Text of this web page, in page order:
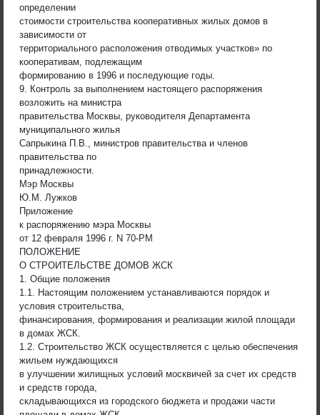
определении
стоимости строительства кооперативных жилых домов в
зависимости от
территориального расположения отводимых участков» по
кооперативам, подлежащим
формированию в 1996 и последующие годы.
9. Контроль за выполнением настоящего распоряжения
возложить на министра
правительства Москвы, руководителя Департамента
муниципального жилья
Сапрыкина П.В., министров правительства и членов
правительства по
принадлежности.
Мэр Москвы
Ю.М. Лужков
Приложение
к распоряжению мэра Москвы
от 12 февраля 1996 г. N 70-РМ
ПОЛОЖЕНИЕ
О СТРОИТЕЛЬСТВЕ ДОМОВ ЖСК
1. Общие положения
1.1. Настоящим положением устанавливаются порядок и
условия строительства,
финансирования, формирования и реализации жилой площади
в домах ЖСК.
1.2. Строительство ЖСК осуществляется с целью обеспечения
жильем нуждающихся
в улучшении жилищных условий москвичей за счет их средств
и средств города,
складывающихся из городского бюджета и продажи части